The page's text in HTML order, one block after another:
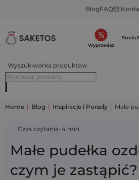
BlogFAQ
Wyszukiwarka produktów
Wyprzedaż
Strefa
Home | Blog | Inspiracje i Porady | Małe
Czas czytania: 4 min
Małe pudełka
czym je zastąpić?